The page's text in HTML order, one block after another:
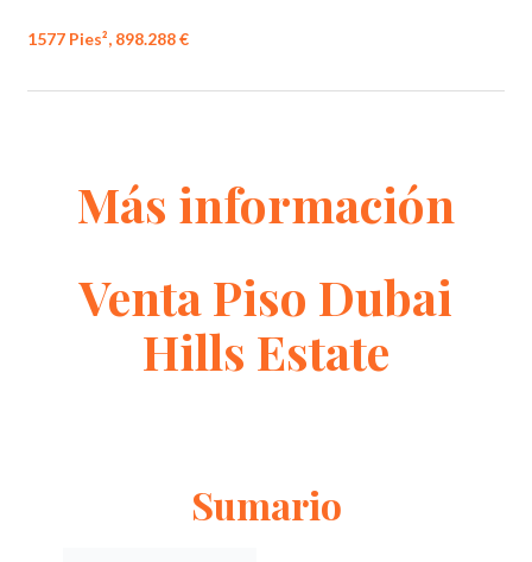
1577 Pies², 898.288 €
Más información
Venta Piso Dubai
Hills Estate
Sumario